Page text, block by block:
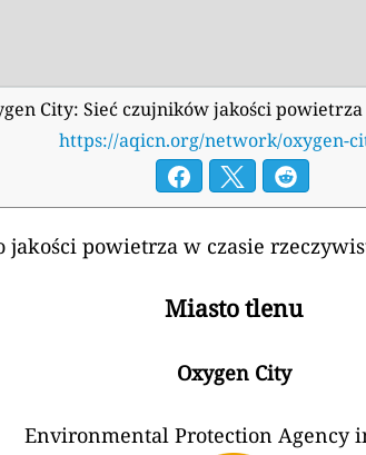
City: Sieć czujników jakości
https://aqicn.org/network/oxygen-
jakości powietrza w czasie
Miasto tlenu
Oxygen City
Environmental Protection Agency